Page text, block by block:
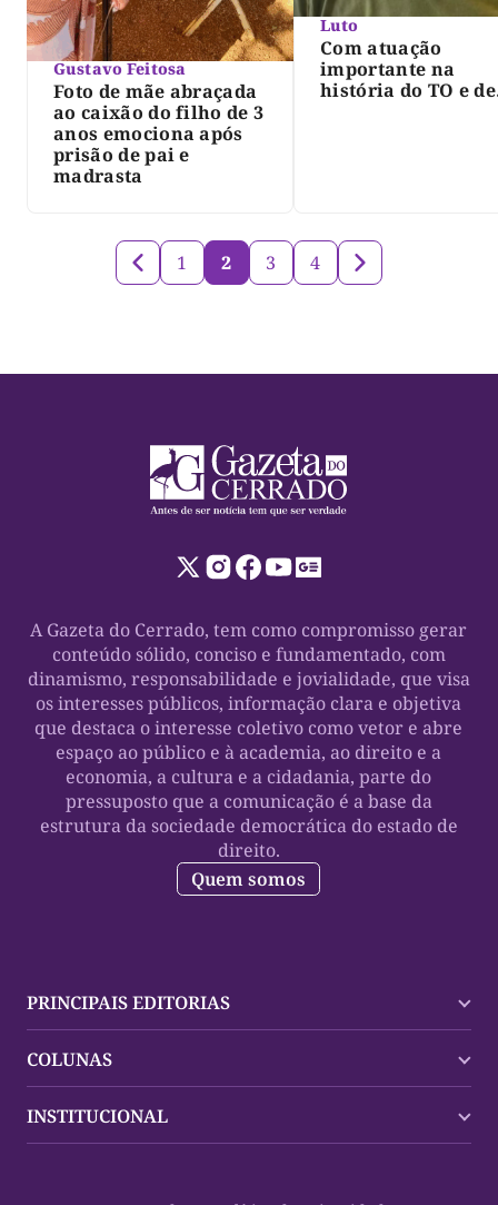
Gustavo Feitosa
Foto de mãe abraçada
ao caixão do filho de 3
anos emociona após
prisão de pai e
madrasta
Luto
Com atuação
importante na
história do TO e de
1 2 3 4
A Gazeta do Cerrado, tem como compromisso gerar
conteúdo sólido, conciso e fundamentado, com
dinamismo, responsabilidade e jovialidade, que visa
os interesses públicos, informação clara e objetiva
que destaca o interesse coletivo como vetor e abre
espaço ao público e à academia, ao direito e a
economia, a cultura e a cidadania, parte do
pressuposto que a comunicação é a base da
estrutura da sociedade democrática do estado de
direito.
Quem somos
PRINCIPAIS EDITORIAS
Palmas
Mundo
COLUNAS
Policial
INSTITUCIONAL